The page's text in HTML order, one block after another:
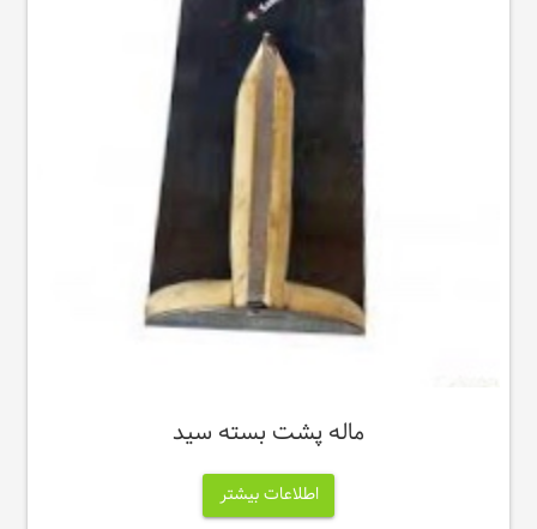
ماله پشت بسته سید
اطلاعات بیشتر